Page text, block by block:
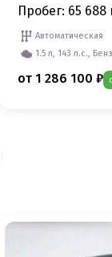
Пробег: 65 688
Автоматическая
1.5 л, 143 л.с.,
от 1 286 100 ₽